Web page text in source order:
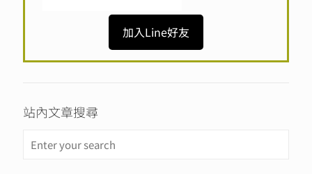
加入Line好友
站內文章搜尋